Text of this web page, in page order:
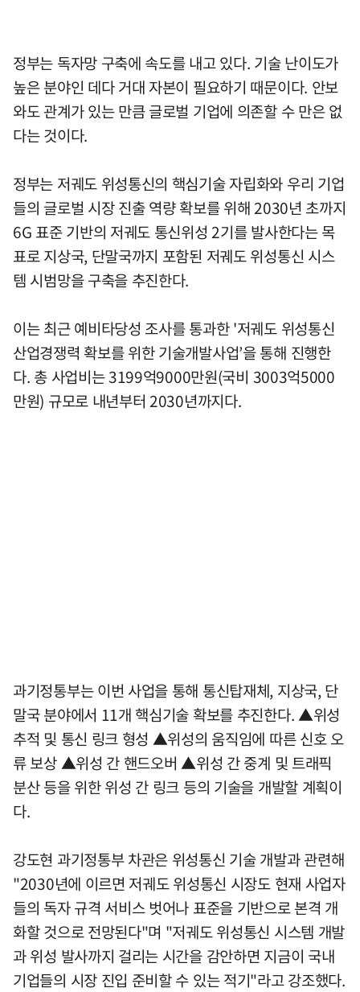
정부는 독자망 구축에 속도를 내고 있다. 기술 난이도가
높은 분야인 데다 거대 자본이 필요하기 때문이다. 안보
와도 관계가 있는 만큼 글로벌 기업에 의존할 수 만은 없
다는 것이다.
정부는 저궤도 위성통신의 핵심기술 자립화와 우리 기업
들의 글로벌 시장 진출 역량 확보를 위해 2030년 초까지
6G 표준 기반의 저궤도 통신위성 2기를 발사한다는 목
표로 지상국, 단말국까지 포함된 저궤도 위성통신 시스
템 시범망을 구축을 추진한다.
이는 최근 예비타당성 조사를 통과한 '저궤도 위성통신
산업경쟁력 확보를 위한 기술개발사업’을 통해 진행한
다. 총 사업비는 3199억9000만원(국비 3003억5000
만원) 규모로 내년부터 2030년까지다.
과기정통부는 이번 사업을 통해 통신탑재체, 지상국, 단
말국 분야에서 11개 핵심기술 확보를 추진한다. ▲위성
추적 및 통신 링크 형성 ▲위성의 움직임에 따른 신호 오
류 보상 ▲위성 간 핸드오버 ▲위성 간 중계 및 트래픽
분산 등을 위한 위성 간 링크 등의 기술을 개발할 계획이
다.
강도현 과기정통부 차관은 위성통신 기술 개발과 관련해
"2030년에 이르면 저궤도 위성통신 시장도 현재 사업자
들의 독자 규격 서비스 벗어나 표준을 기반으로 본격 개
화할 것으로 전망된다"며 "저궤도 위성통신 시스템 개발
과 위성 발사까지 걸리는 시간을 감안하면 지금이 국내
기업들의 시장 진입 준비할 수 있는 적기"라고 강조했다.